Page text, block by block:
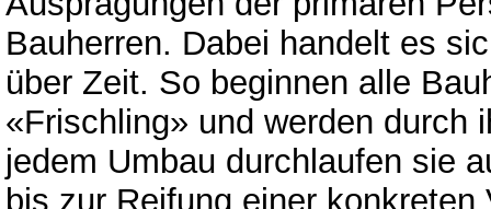
Bauherren. Dabei handelt es
über Zeit. So beginnen alle
«Frischling» und werden durch
jedem Umbau durchlaufen sie
bis zur Reifung einer